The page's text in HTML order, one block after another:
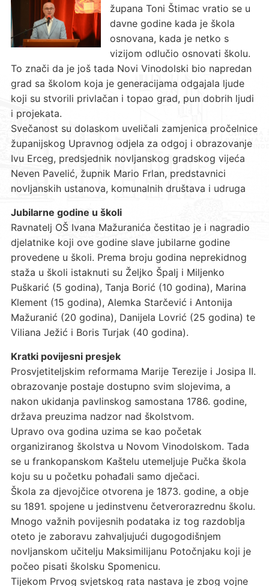
župana Toni Štimac vratio se u
davne godine kada je škola
osnovana, kada je netko s
vizijom odlučio osnovati školu.
To znači da je još tada Novi Vinodolski bio napredan
grad sa školom koja je generacijama odgajala ljude
koji su stvorili privlačan i topao grad, pun dobrih ljudi
i projekata.
Svečanost su dolaskom uveličali zamjenica pročelnice
županijskog Upravnog odjela za odgoj i obrazovanje
Ivu Erceg, predsjednik novljanskog gradskog vijeća
Neven Pavelić, župnik Mario Frlan, predstavnici
novljanskih ustanova, komunalnih društava i udruga
Jubilarne godine u školi
Ravnatelj OŠ Ivana Mažuranića čestitao je i nagradio
djelatnike koji ove godine slave jubilarne godine
provedene u školi. Prema broju godina neprekidnog
staža u školi istaknuti su Željko Špalj i Miljenko
Puškarić (5 godina), Tanja Borić (10 godina), Marina
Klement (15 godina), Alemka Starčević i Antonija
Mažuranić (20 godina), Danijela Lovrić (25 godina) te
Viliana Ježić i Boris Turjak (40 godina).
Kratki povijesni presjek
Prosvjetiteljskim reformama Marije Terezije i Josipa II.
obrazovanje postaje dostupno svim slojevima, a
nakon ukidanja pavlinskog samostana 1786. godine,
država preuzima nadzor nad školstvom.
Upravo ova godina uzima se kao početak
organiziranog školstva u Novom Vinodolskom. Tada
se u frankopanskom Kaštelu utemeljuje Pučka škola
koju su u početku pohađali samo dječaci.
Škola za djevojčice otvorena je 1873. godine, a obje
su 1891. spojene u jedinstvenu četverorazrednu školu.
Mnogo važnih povijesnih podataka iz tog razdoblja
oteto je zaboravu zahvaljujući dugogodišnjem
novljanskom učitelju Maksimilijanu Potočnjaku koji je
počeo pisati školsku Spomenicu.
Tijekom Prvog svjetskog rata nastava je zbog vojne